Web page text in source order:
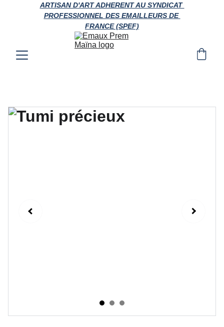
ARTISAN D'ART ADHERENT AU SYNDICAT
PROFESSIONNEL DES EMAILLEURS DE
FRANCE (SPEF)